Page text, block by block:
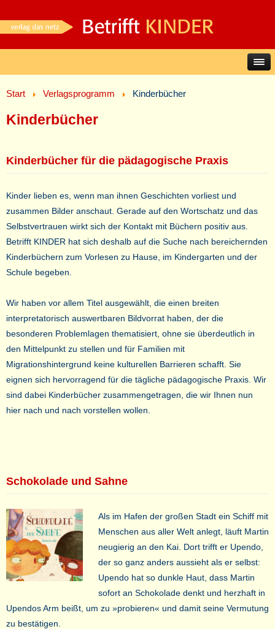
Start Verlagsprogramm Kinderbücher
Kinderbücher
Kinderbücher für die pädagogische Praxis
Kinder lieben es, wenn man ihnen Geschichten vorliest und
zusammen Bilder anschaut. Gerade auf den Wortschatz und das
Selbstvertrauen wirkt sich der Kontakt mit Büchern positiv aus.
Betrifft KINDER hat sich deshalb auf die Suche nach bereichernden
Kinderbüchern zum Vorlesen zu Hause, im Kindergarten und der
Schule begeben.
Wir haben vor allem Titel ausgewählt, die einen breiten
interpretatorisch auswertbaren Bildvorrat haben, der die
besonderen Problemlagen thematisiert, ohne sie überdeutlich in
den Mittelpunkt zu stellen und für Familien mit
Migrationshintergrund keine kulturellen Barrieren schafft. Sie
eignen sich hervorragend für die tägliche pädagogische Praxis. Wir
sind dabei Kinderbücher zusammengetragen, die wir Ihnen nun
hier nach und nach vorstellen wollen.
Schokolade und Sahne
Als im Hafen der großen Stadt ein Schiff mit
Menschen aus aller Welt anlegt, läuft Martin
neugierig an den Kai. Dort trifft er Upendo,
der so ganz anders aussieht als er selbst:
Upendo hat so dunkle Haut, dass Martin
sofort an Schokolade denkt und herzhaft in
Upendos Arm beißt, um zu »probieren« und damit seine Vermutung
zu bestätigen.